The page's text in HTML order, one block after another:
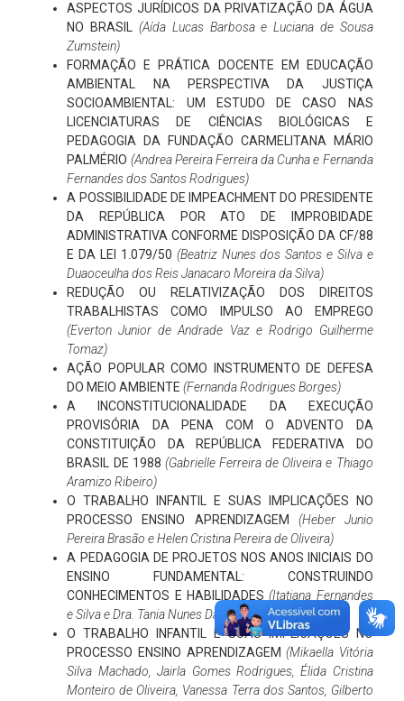
ASPECTOS JURÍDICOS DA PRIVATIZAÇÃO DA ÁGUA
NO BRASIL
(Aída Lucas Barbosa e Luciana de Sousa
Zumstein)
FORMAÇÃO E PRÁTICA DOCENTE EM EDUCAÇÃO
AMBIENTAL NA PERSPECTIVA DA JUSTIÇA
SOCIOAMBIENTAL: UM ESTUDO DE CASO NAS
LICENCIATURAS DE CIÊNCIAS BIOLÓGICAS E
PEDAGOGIA DA FUNDAÇÃO CARMELITANA MÁRIO
PALMÉRIO (Andrea Pereira Ferreira da Cunha e Fernanda
Fernandes dos Santos Rodrigues)
A POSSIBILIDADE DE IMPEACHMENT DO PRESIDENTE
DA REPÚBLICA POR ATO DE IMPROBIDADE
ADMINISTRATIVA CONFORME DISPOSIÇÃO DA CF/88
E DA LEI 1.079/50 (Beatriz Nunes dos Santos e Silva e
Duaoceulha dos Reis Janacaro Moreira da Silva)
REDUÇÃO OU RELATIVIZAÇÃO DOS DIREITOS
TRABALHISTAS COMO IMPULSO AO EMPREGO
(Everton Junior de Andrade Vaz e Rodrigo Guilherme
Tomaz)
AÇÃO POPULAR COMO INSTRUMENTO DE DEFESA
DO MEIO AMBIENTE (Fernanda Rodrigues Borges)
A INCONSTITUCIONALIDADE DA EXECUÇÃO
PROVISÓRIA DA PENA COM O ADVENTO DA
CONSTITUIÇÃO DA REPÚBLICA FEDERATIVA DO
BRASIL DE 1988 (Gabrielle Ferreira de Oliveira e Thiago
Aramizo Ribeiro)
O TRABALHO INFANTIL E SUAS IMPLICAÇÕES NO
PROCESSO ENSINO APRENDIZAGEM
(Heber Junio
Pereira Brasão e Helen Cristina Pereira de Oliveira)
A PEDAGOGIA DE PROJETOS NOS ANOS INICIAIS DO
ENSINO FUNDAMENTAL: CONSTRUINDO
CONHECIMENTOS E HABILIDADES(Itatiana Fernandes
e Silva e Dra. Tania Nunes Davi)
O TRABALHO INFANTIL E SUAS IMPLICAÇÕES NO
PROCESSO ENSINO APRENDIZAGEM (Mikaella Vitória
Silva Machado, Jairla Gomes Rodrigues, Élida Cristina
Monteiro de Oliveira, Vanessa Terra dos Santos, Gilberto